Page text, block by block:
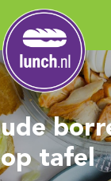
op tafel